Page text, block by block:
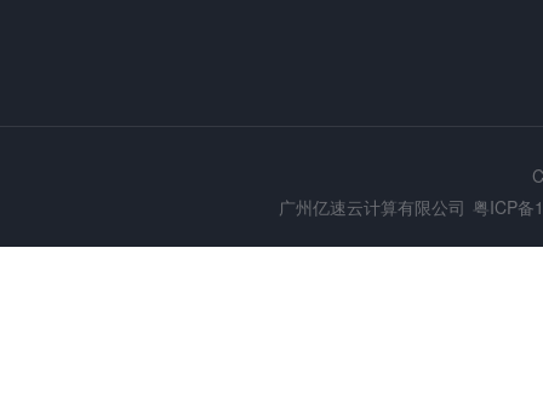
广州亿速云计算有限公司 粤ICP备